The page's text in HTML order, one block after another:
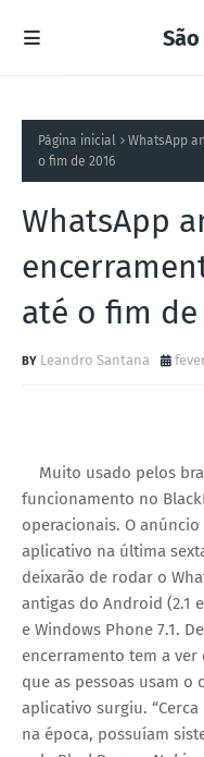
Página inicial
WhatsApp
o fim de 2016
WhatsApp
até o fim de
Leandro Santana
Muito usado pelos
funcionamento no
operacionais. O
aplicativo na última
deixarão de rodar o
antigas do Android (2.1
e Windows Phone 7.1.
encerramento tem a
que as pessoas usam o
aplicativo surgiu.
na época, possuíam